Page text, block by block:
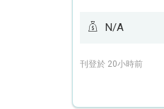
N/A
刊登於 20小時前